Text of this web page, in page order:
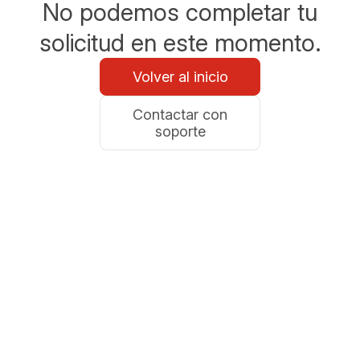
No podemos completar tu
solicitud en este momento.
Volver al inicio
Contactar con
soporte